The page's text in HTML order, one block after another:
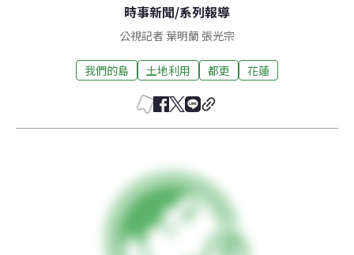
時事新聞/系列報導
公視記者 葉明蘭 張光宗
我們的島 土地利用 都更 花蓮